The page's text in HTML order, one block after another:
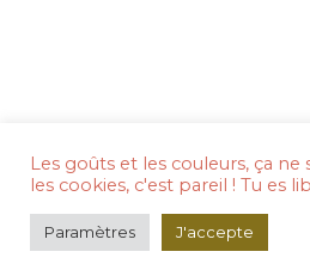
Copyright © 2020
Les goûts et les couleurs, ça ne
les cookies, c'est pareil ! Tu es
Paramètres J'accepte